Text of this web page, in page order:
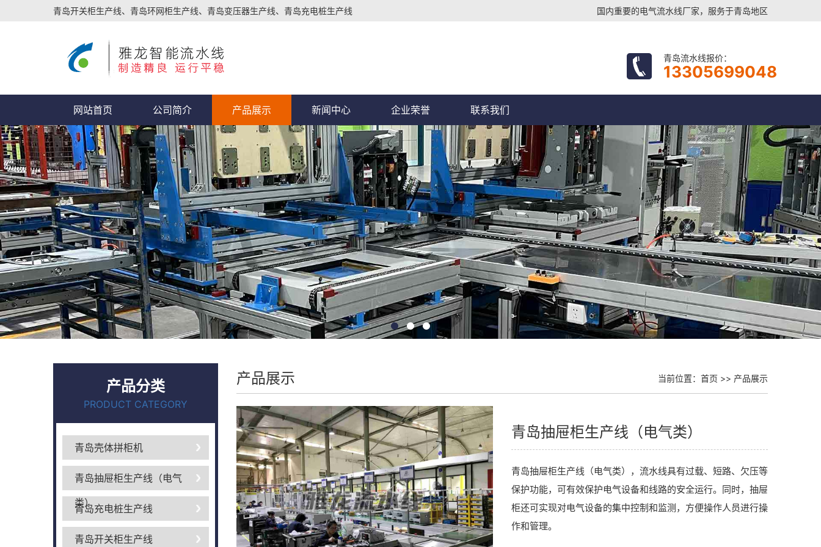
青岛开关柜生产线、青岛环网柜生产线、青岛变压器生产线、青岛充电桩生产线 国内重要的电气流水线厂家，服务于青岛地区
青岛流水线报价：
13305699048
网站首页 公司简介 产品展示 新闻中心 企业荣誉 联系我们
产品分类
PRODUCT CATEGORY
青岛壳体拼柜机
青岛抽屉柜生产线（电气
类）
青岛充电桩生产线
青岛开关柜生产线
产品展示 当前位置： 首页 >> 产品展示
青岛抽屉柜生产线（电气类）
青岛抽屉柜生产线（电气类），流水线具有过载、短路、欠压等
保护功能，可有效保护电气设备和线路的安全运行。同时，抽屉
柜还可实现对电气设备的集中控制和监测，方便操作人员进行操
作和管理。